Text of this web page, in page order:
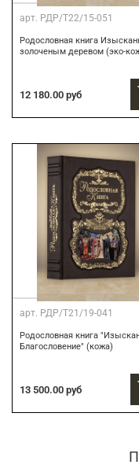
арт. РДР/Т22/15-051
Родословная книга
золоченым деревом (эко-
12 180.00 руб
арт. РДР/Т21/19-041
Родословная книга
Благословение" (кожа)
13 500.00 руб